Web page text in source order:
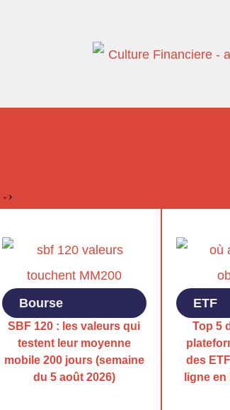
Bourse
SBF 120 : les valeurs qui
testent leur moyenne
mobile 200 jours (semaine
du 5 août 2026)
ETF
Top 5
des
ligne